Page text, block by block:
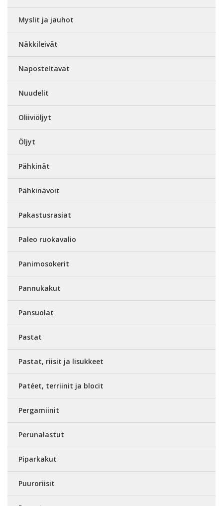
Myslit ja jauhot
Näkkileivät
Naposteltavat
Nuudelit
Oliiviöljyt
Öljyt
Pähkinät
Pähkinävoit
Pakastusrasiat
Paleo ruokavalio
Panimosokerit
Pannukakut
Pansuolat
Pastat
Pastat, riisit ja lisukkeet
Patéet, terriinit ja blocit
Pergamiinit
Perunalastut
Piparkakut
Puuroriisit